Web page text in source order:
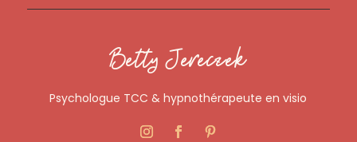
Betty Jereczek
Psychologue TCC & hypnothérapeute en visio